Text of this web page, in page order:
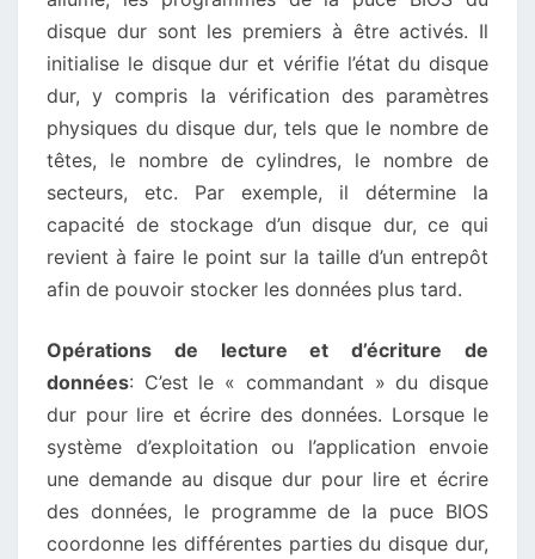
disque dur sont les premiers à être activés. Il
initialise le disque dur et vérifie l’état du disque
dur, y compris la vérification des paramètres
physiques du disque dur, tels que le nombre de
têtes, le nombre de cylindres, le nombre de
secteurs, etc. Par exemple, il détermine la
capacité de stockage d’un disque dur, ce qui
revient à faire le point sur la taille d’un entrepôt
afin de pouvoir stocker les données plus tard.
Opérations de lecture et d’écriture de
données: C’est le « commandant » du disque
dur pour lire et écrire des données. Lorsque le
système d’exploitation ou l’application envoie
une demande au disque dur pour lire et écrire
des données, le programme de la puce BIOS
coordonne les différentes parties du disque dur,